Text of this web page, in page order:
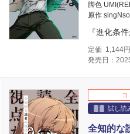
脚色
原作
『進化条
定価 1,144
発売日：
コ
試し読
全知的な